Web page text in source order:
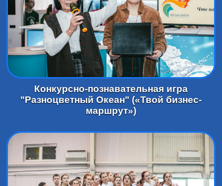
Конкурсно-познавательная игра
"Разноцветный Океан" («Твой бизнес-
маршрут»)